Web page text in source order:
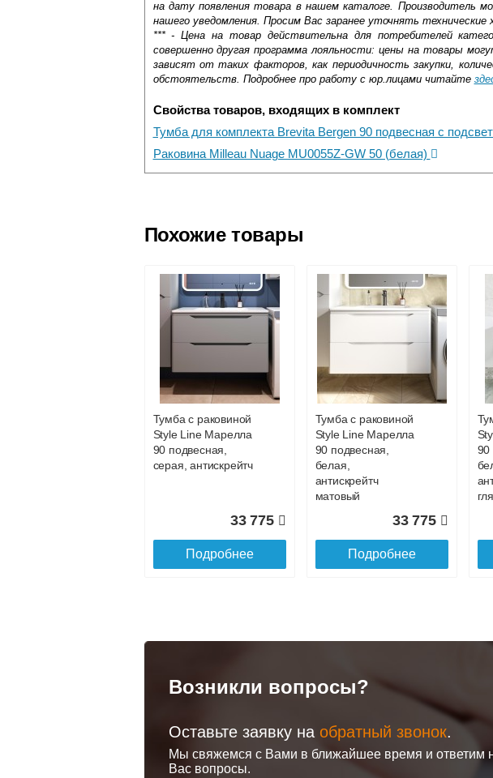
на дату появления товара в нашем каталоге. Производитель
нашего уведомления. Просим Вас заранее уточнять технические
*** - Цена на товар действительна для потребителей
совершенно другая программа лояльности: цены на товары
зависят от таких факторов, как периодичность закупки,
обстоятельств. Подробнее про работу с юр.лицами читайте
Свойства товаров, входящих в комплект
Тумба для комплекта Brevita Bergen 90 подвесная с
Раковина Milleau Nuage MU0055Z-GW 50 (белая)
Доставка сантехники по Москве и Московской области
Подъем на этаж.
услуга платная
возможность
Доставка в регионы России.
Возможные способы оплаты:
Банковской картой при получении товара как при
Интернет-деньгами (Yandex-деньги, Web-money, Qiwi-
Безналичный расчёт (возможно и с НДС)подробнее...
Похожие товары
Тумба с раковиной
Style Line Марелла
90 подвесная,
серая, антискрейтч
33 775
Подробнее
Тумба с раковиной
Style Line Марелла
90 подвесная,
белая,
антискрейтч
матовый
33 775
Подробнее
90
Тумба с раковиной
Style Line Марелла
90 напольная,
Тумба с раковиной
Misty Ива 90
Возникли вопросы?
Оставьте заявку на обратный звонок.
Мы свяжемся с Вами в ближайшее время и ответим
Вас вопросы.